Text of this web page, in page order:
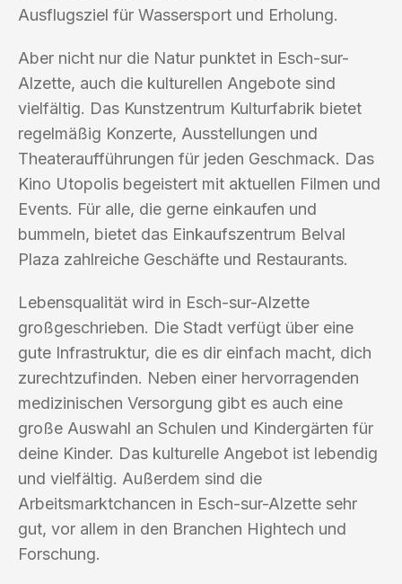
Ausflugsziel für Wassersport und Erholung.
Aber nicht nur die Natur punktet in Esch-sur-
Alzette, auch die kulturellen Angebote sind
vielfältig. Das Kunstzentrum Kulturfabrik bietet
regelmäßig Konzerte, Ausstellungen und
Theateraufführungen für jeden Geschmack. Das
Kino Utopolis begeistert mit aktuellen Filmen und
Events. Für alle, die gerne einkaufen und
bummeln, bietet das Einkaufszentrum Belval
Plaza zahlreiche Geschäfte und Restaurants.
Lebensqualität wird in Esch-sur-Alzette
großgeschrieben. Die Stadt verfügt über eine
gute Infrastruktur, die es dir einfach macht, dich
zurechtzufinden. Neben einer hervorragenden
medizinischen Versorgung gibt es auch eine
große Auswahl an Schulen und Kindergärten für
deine Kinder. Das kulturelle Angebot ist lebendig
und vielfältig. Außerdem sind die
Arbeitsmarktchancen in Esch-sur-Alzette sehr
gut, vor allem in den Branchen Hightech und
Forschung.